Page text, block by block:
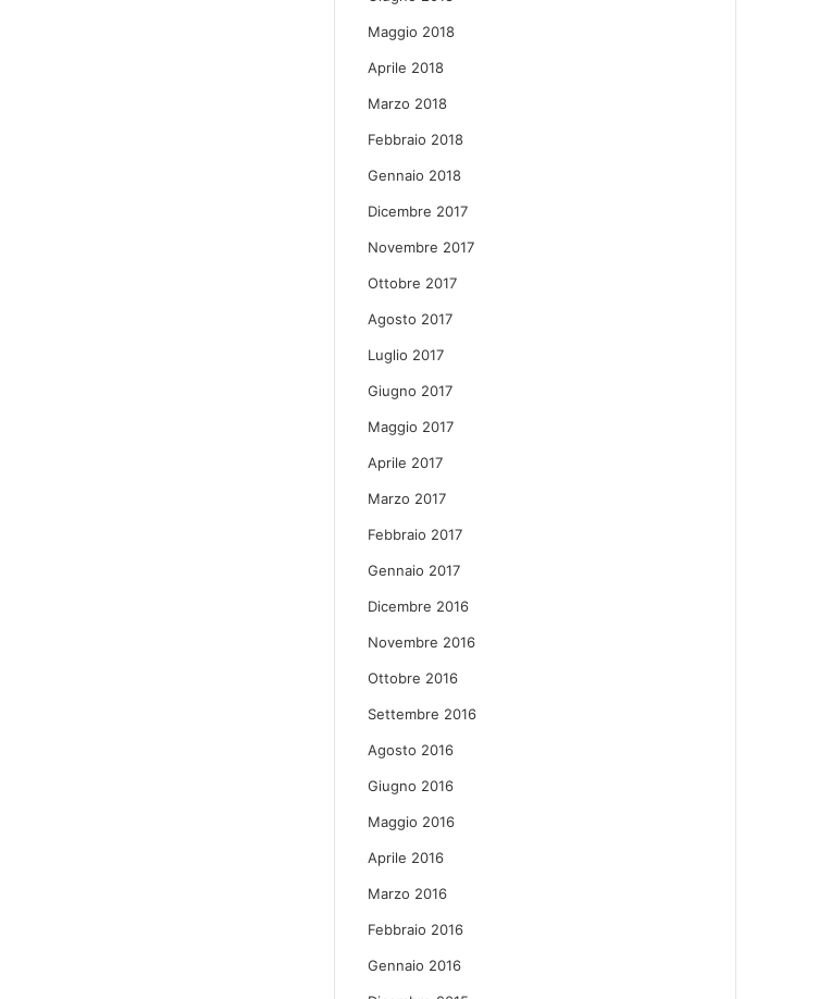
Maggio 2018
Aprile 2018
Marzo 2018
Febbraio 2018
Gennaio 2018
Dicembre 2017
Novembre 2017
Ottobre 2017
Agosto 2017
Luglio 2017
Giugno 2017
Maggio 2017
Aprile 2017
Marzo 2017
Febbraio 2017
Gennaio 2017
Dicembre 2016
Novembre 2016
Ottobre 2016
Settembre 2016
Agosto 2016
Giugno 2016
Maggio 2016
Aprile 2016
Marzo 2016
Febbraio 2016
Gennaio 2016